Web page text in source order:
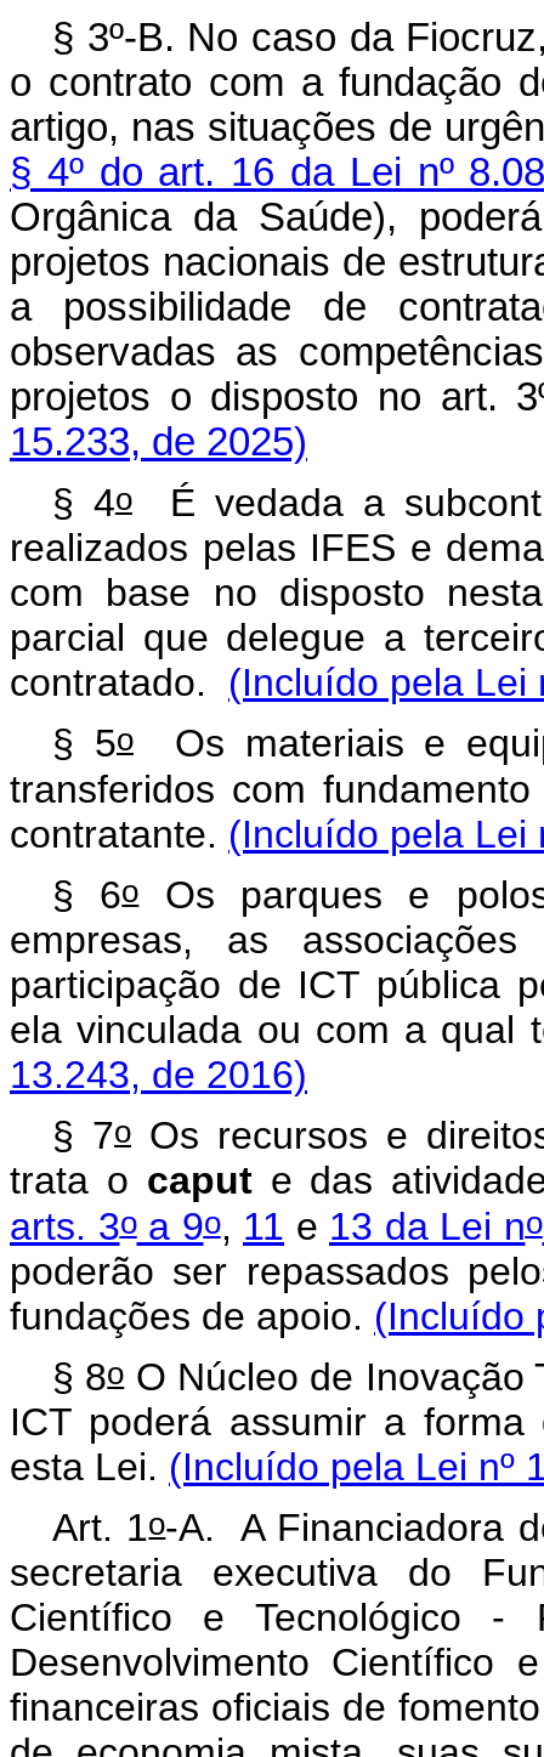
§ 3º-B. No caso da
o contrato com a fundação
artigo, nas situações de
§ 4º do art. 16 da Lei nº
Orgânica da Saúde),
projetos nacionais de
a possibilidade de
observadas as
projetos o disposto no art.
15.233, de 2025)
§ 4oÉ vedada a
realizados pelas IFES e
com base no disposto
parcial que delegue a
contratado. (Incluído pela Lei
§ 5oOs materiais e
transferidos com
contratante. (Incluído pela Lei
§ 6oOs parques e
empresas, as
participação de ICT pública
ela vinculada ou com a qual
13.243, de 2016)
§ 7o Os recursos e
trata o capute das
arts. 3oa 9o, 11 e 13 da Lei no
poderão ser repassados
fundações de apoio. (Incluído
§ 8oO Núcleo de Inovação
ICT poderá assumir a
esta Lei. (Incluído pela Lei nº
Art. 1o-A. A Financiadora
secretaria executiva do
Científico e Tecnológico -
Desenvolvimento Científico
financeiras oficiais de